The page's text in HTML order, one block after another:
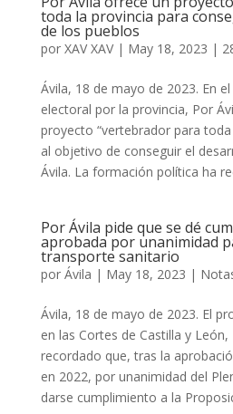
toda la provincia para
de los pueblos
por XAV XAV| May 18, 2023 |
Ávila, 18 de mayo de 2023. En
electoral por la provincia, Por
proyecto “vertebrador para
al objetivo de conseguir el
Ávila. La formación política ha
Por Ávila pide que se dé
aprobada por unanimidad
transporte sanitario
por Ávila | May 18, 2023 |
Ávila, 18 de mayo de 2023. El
en las Cortes de Castilla y
recordado que, tras la
en 2022, por unanimidad del
darse cumplimiento a la